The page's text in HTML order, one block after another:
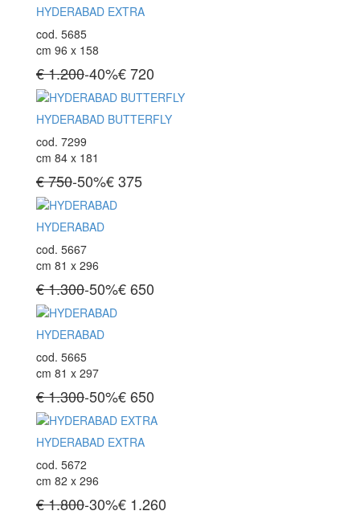
HYDERABAD EXTRA
cod. 5685
cm 96 x 158
€ 1.200-40%€720
HYDERABAD BUTTERFLY
cod. 7299
cm 84 x 181
€ 750-50%€375
HYDERABAD
cod. 5667
cm 81 x 296
€ 1.300-50%€650
HYDERABAD
cod. 5665
cm 81 x 297
€ 1.300-50%€650
HYDERABAD EXTRA
cod. 5672
cm 82 x 296
€ 1.800-30%€ 1.260